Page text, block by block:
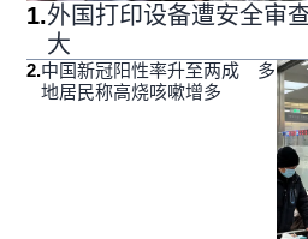
1.外国打印设备遭安全审
大
2.中国新冠阳性率升至两成 多
地居民称高烧咳嗽增多